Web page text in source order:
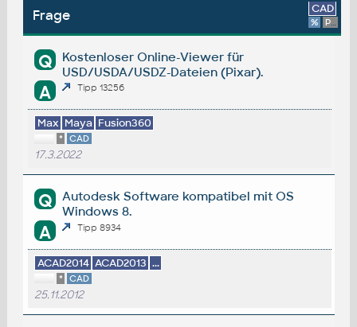
Frage CAD
% Platform
Q
Kostenloser Online-Viewer für
USD/USDA/USDZ-Dateien (Pixar).
A Tipp 13256
Max Maya Fusion360
* CAD
17.3.2022
Q
Autodesk Software kompatibel mit OS
Windows 8.
A Tipp 8934
ACAD2014 ACAD2013 ...
* CAD
25.11.2012